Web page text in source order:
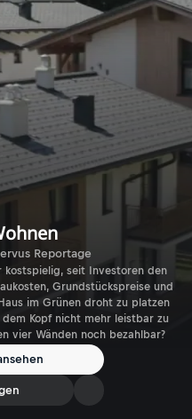
Reportage
kostspielig, seit Investoren den
Grundstückspreise und
im Grünen droht zu platzen
Kopf nicht mehr leistbar zu
vier Wänden noch bezahlbar?